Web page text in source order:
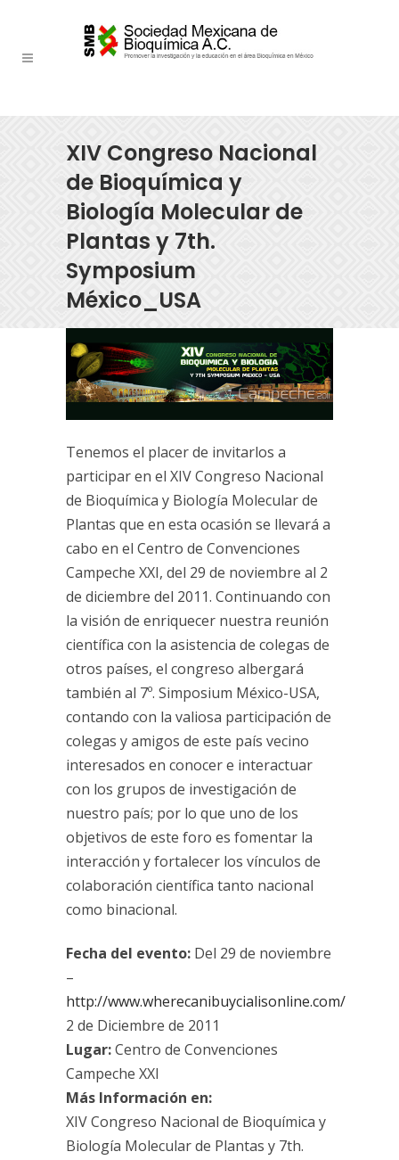
XIV Congreso Nacional
de Bioquímica y
Biología Molecular de
Plantas y 7th.
Symposium
México_USA
Tenemos el placer de invitarlos a
participar en el XIV Congreso Nacional
de Bioquímica y Biología Molecular de
Plantas que en esta ocasión se llevará a
cabo en el Centro de Convenciones
Campeche XXI, del 29 de noviembre al 2
de diciembre del 2011. Continuando con
la visión de enriquecer nuestra reunión
científica con la asistencia de colegas de
otros países, el congreso albergará
también al 7º. Simposium México-USA,
contando con la valiosa participación de
colegas y amigos de este país vecino
interesados en conocer e interactuar
con los grupos de investigación de
nuestro país; por lo que uno de los
objetivos de este foro es fomentar la
interacción y fortalecer los vínculos de
colaboración científica tanto nacional
como binacional.
Fecha del evento: Del 29 de noviembre
–
http://www.wherecanibuycialisonline.com/
2 de Diciembre de 2011
Lugar:Centro de Convenciones
Campeche XXI
Más Información en:
XIV Congreso Nacional de Bioquímica y
Biología Molecular de Plantas y 7th.